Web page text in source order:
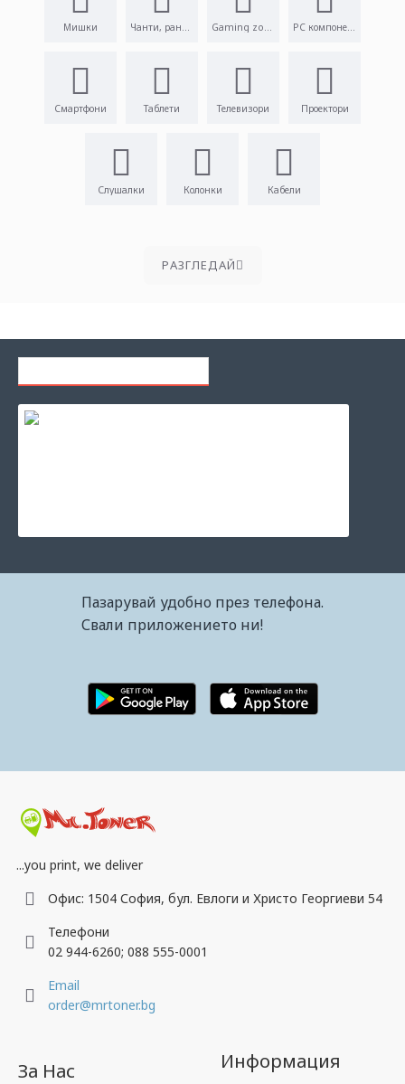
Мишки
Смартфони Таблети Телевизори Проектори
Слушалки Колонки Кабели
PАЗГЛЕДАЙ
Пазарувай удобно през телефона.
Свали приложението ни!
...you print, we deliver
Офис: 1504 София, бул. Евлоги и Христо Георгиеви 54
Телефони
02 944-6260; 088 555-0001
Email
order@mrtoner.bg
За Нас Информация